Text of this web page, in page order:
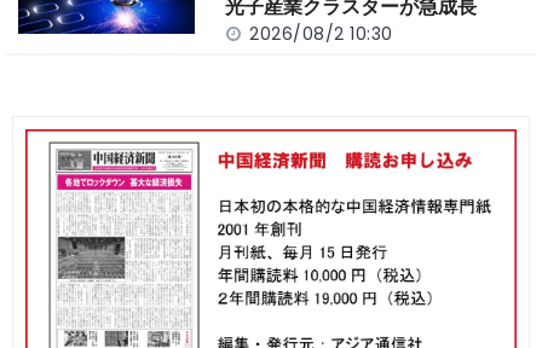
光子産業クラスターが急成長
2026/08/2 10:30